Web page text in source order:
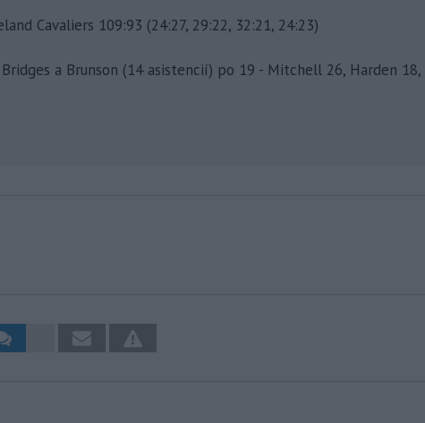
Cavaliers 109:93 (24:27, 29:22, 32:21, 24:23)
a Brunson (14 asistencií) po 19 - Mitchell 26, Harden 18,